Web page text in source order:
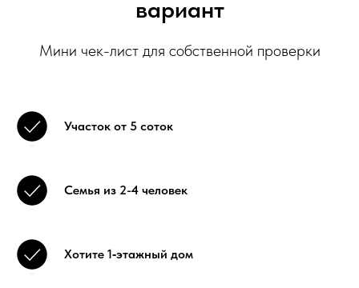
вариант
Мини чек-лист для собственной проверки
Участок от 5 соток
Семья из 2-4 человек
Хотите 1‑этажный дом